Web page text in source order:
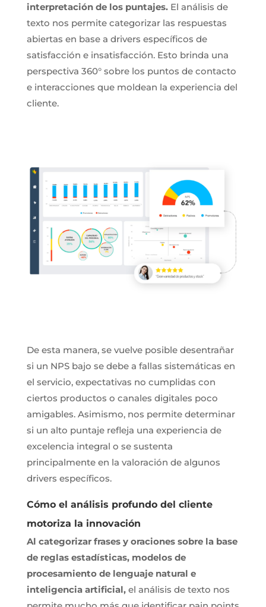
interpretación de los puntajes.El análisis de
texto nos permite categorizar las respuestas
abiertas en base a drivers específicos de
satisfacción e insatisfacción. Esto brinda una
perspectiva 360° sobre los puntos de contacto
e interacciones que moldean la experiencia del
cliente.
De esta manera, se vuelve posible desentrañar
si un NPS bajo se debe a fallas sistemáticas en
el servicio, expectativas no cumplidas con
ciertos productos o canales digitales poco
amigables. Asimismo, nos permite determinar
si un alto puntaje refleja una experiencia de
excelencia integral o se sustenta
principalmente en la valoración de algunos
drivers específicos.
Cómo el análisis profundo del cliente
motoriza la innovación
Al categorizar frases y oraciones sobre la base
de reglas estadísticas, modelos de
procesamiento de lenguaje natural e
inteligencia artificial,el análisis de texto nos